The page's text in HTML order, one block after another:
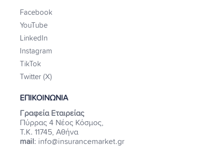
Facebook
YouTube
LinkedIn
Instagram
TikTok
Twitter (X)
ΕΠΙΚΟΙΝΩΝΙΑ
Γραφεία Εταιρείας
Πύρρας 4 Νέος Κόσμος,
Τ.Κ. 11745, Αθήνα
mail : info@insurancemarket.gr